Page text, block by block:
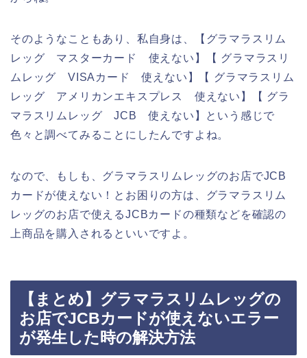
そのようなこともあり、私自身は、【グラマラスリム
レッグ マスターカード 使えない】【 グラマラスリ
ムレッグ VISAカード 使えない】【 グラマラスリム
レッグ アメリカンエキスプレス 使えない】【 グラ
マラスリムレッグ JCB 使えない】という感じで
色々と調べてみることにしたんですよね。
なので、もしも、グラマラスリムレッグのお店でJCB
カードが使えない！とお困りの方は、グラマラスリム
レッグのお店で使えるJCBカードの種類などを確認の
上商品を購入されるといいですよ。
【まとめ】グラマラスリムレッグの
お店でJCBカードが使えないエラー
が発生した時の解決方法